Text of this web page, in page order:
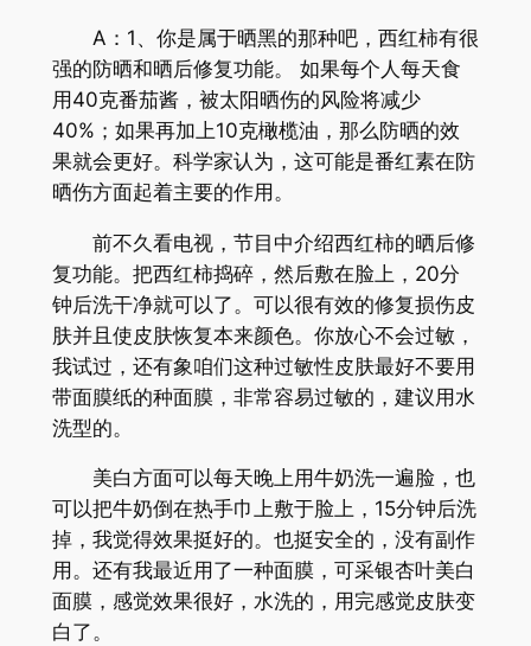
A：1、你是属于晒黑的那种吧，西红柿有很
强的防晒和晒后修复功能。 如果每个人每天食
用40克番茄酱，被太阳晒伤的风险将减少
40%；如果再加上10克橄榄油，那么防晒的效
果就会更好。科学家认为，这可能是番红素在防
晒伤方面起着主要的作用。
前不久看电视，节目中介绍西红柿的晒后修
复功能。把西红柿捣碎，然后敷在脸上，20分
钟后洗干净就可以了。可以很有效的修复损伤皮
肤并且使皮肤恢复本来颜色。你放心不会过敏，
我试过，还有象咱们这种过敏性皮肤最好不要用
带面膜纸的种面膜，非常容易过敏的，建议用水
洗型的。
美白方面可以每天晚上用牛奶洗一遍脸，也
可以把牛奶倒在热手巾上敷于脸上，15分钟后洗
掉，我觉得效果挺好的。也挺安全的，没有副作
用。还有我最近用了一种面膜，可采银杏叶美白
面膜，感觉效果很好，水洗的，用完感觉皮肤变
白了。